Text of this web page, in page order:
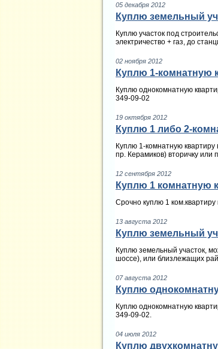
05 декабря 2012
Куплю земельный
Куплю участок под
электричество + газ, до
02 ноября 2012
Куплю 1-комнатную
Куплю однокомнатную
349-09-02
19 октября 2012
Куплю 1 либо 2-
Куплю 1-комнатную
пр. Керамиков) вторичку или
12 сентября 2012
Куплю 1 комнатную
Срочно куплю 1
13 августа 2012
Куплю земельный
Куплю земельный участок,
шоссе), или близлежащих
07 августа 2012
Куплю
Куплю однокомнатную
349-09-02.
04 июля 2012
Куплю